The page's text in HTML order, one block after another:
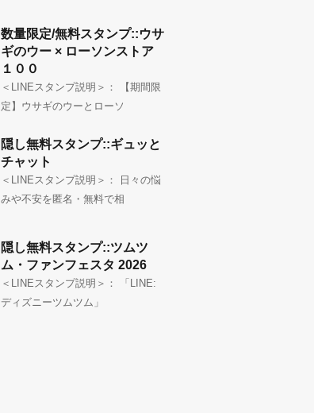
数量限定/無料スタンプ::ウサ
ギのウー × ローソンストア
１００
＜LINEスタンプ説明＞： 【期間限
定】ウサギのウーとローソ
隠し無料スタンプ::ギュッと
チャット
＜LINEスタンプ説明＞： 日々の悩
みや不安を匿名・無料で相
隠し無料スタンプ::ツムツ
ム・ファンフェスタ 2026
＜LINEスタンプ説明＞： 「LINE:
ディズニーツムツム」